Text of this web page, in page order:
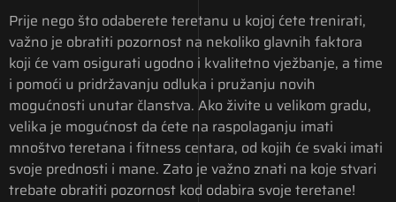
Prije nego što odaberete teretanu u kojoj ćete trenirati,
važno je obratiti pozornost na nekoliko glavnih faktora
koji će vam osigurati ugodno i kvalitetno vježbanje, a time
i pomoći u pridržavanju odluka i pružanju novih
mogućnosti unutar članstva. Ako živite u velikom gradu,
velika je mogućnost da ćete na raspolaganju imati
mnoštvo teretana i fitness centara, od kojih će svaki imati
svoje prednosti i mane. Zato je važno znati na koje stvari
trebate obratiti pozornost kod odabira svoje teretane!